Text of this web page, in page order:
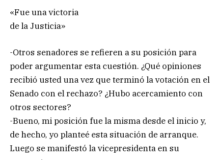
«Fue una victoria
de la Justicia»
-Otros senadores se refieren a su posición para
poder argumentar esta cuestión. ¿Qué opiniones
recibió usted una vez que terminó la votación en el
Senado con el rechazo? ¿Hubo acercamiento con
otros sectores?
-Bueno, mi posición fue la misma desde el inicio y,
de hecho, yo planteé esta situación de arranque.
Luego se manifestó la vicepresidenta en su